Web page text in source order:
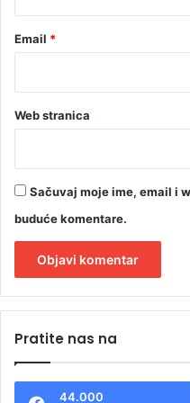
Email *
Web stranica
Sačuvaj moje ime, email i
buduće komentare.
tPratite nas na
44.000